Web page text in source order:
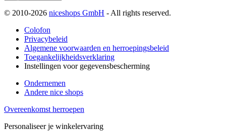
© 2010-2026 niceshops GmbH - All rights reserved.
Colofon
Privacybeleid
Algemene voorwaarden en herroepingsbeleid
Toegankelijkheidsverklaring
Instellingen voor gegevensbescherming
Ondernemen
Andere nice shops
Overeenkomst herroepen
Personaliseer je winkelervaring